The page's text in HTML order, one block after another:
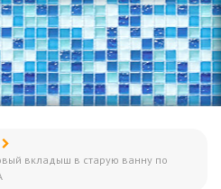
вкладыш в старую ванну по